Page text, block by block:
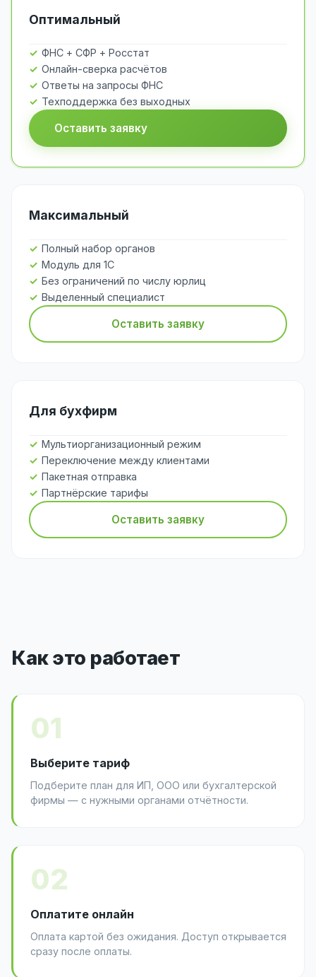
Оптимальный
ФНС + СФР + Росстат
Онлайн-сверка расчётов
Ответы на запросы ФНС
Техподдержка без выходных
Оставить заявку
Максимальный
Полный набор органов
Модуль для 1С
Без ограничений по числу юрлиц
Выделенный специалист
Оставить заявку
Для бухфирм
Мультиорганизационный режим
Переключение между клиентами
Пакетная отправка
Партнёрские тарифы
Оставить заявку
Как это работает
01
Выберите тариф
Подберите план для ИП, ООО или бухгалтерской
фирмы — с нужными органами отчётности.
02
Оплатите онлайн
Оплата картой без ожидания. Доступ открывается
сразу после оплаты.